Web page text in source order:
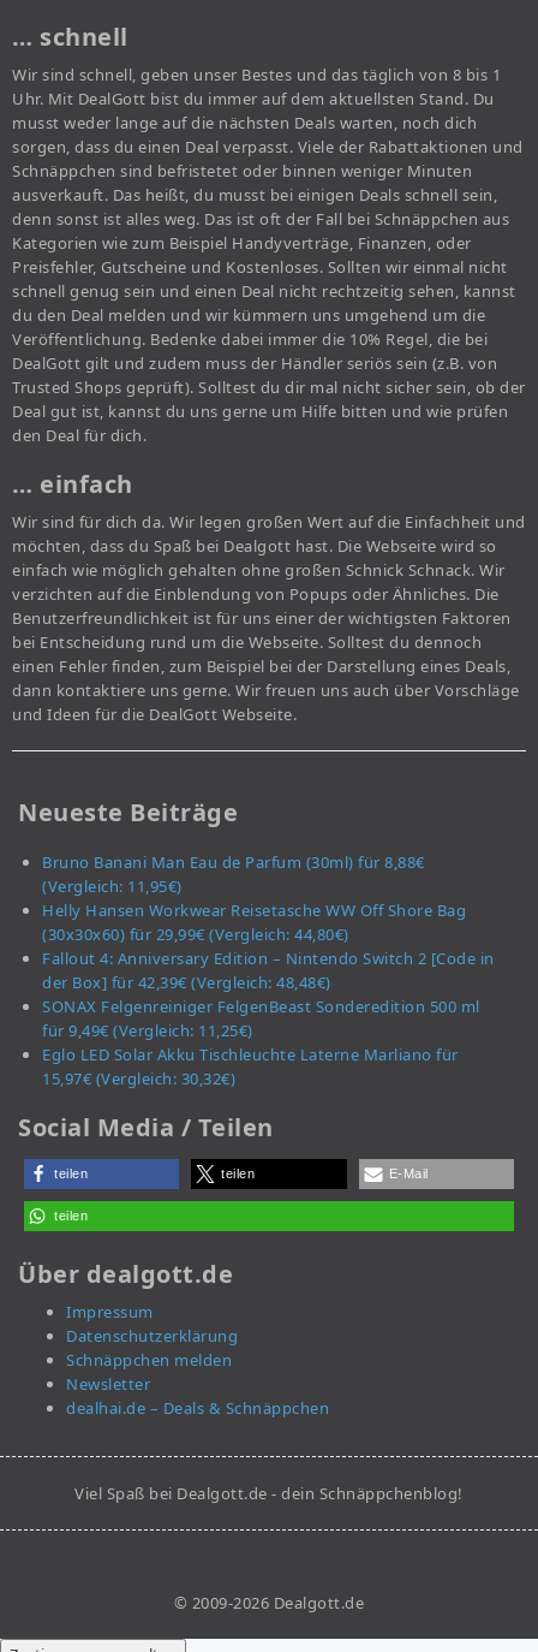
… schnell
Wir sind schnell, geben unser Bestes und das täglich von 8 bis 1
Uhr. Mit DealGott bist du immer auf dem aktuellsten Stand. Du
musst weder lange auf die nächsten Deals warten, noch dich
sorgen, dass du einen Deal verpasst. Viele der Rabattaktionen und
Schnäppchen sind befristetet oder binnen weniger Minuten
ausverkauft. Das heißt, du musst bei einigen Deals schnell sein,
denn sonst ist alles weg. Das ist oft der Fall bei Schnäppchen aus
Kategorien wie zum Beispiel Handyverträge, Finanzen, oder
Preisfehler, Gutscheine und Kostenloses. Sollten wir einmal nicht
schnell genug sein und einen Deal nicht rechtzeitig sehen, kannst
du den Deal melden und wir kümmern uns umgehend um die
Veröffentlichung. Bedenke dabei immer die 10% Regel, die bei
DealGott gilt und zudem muss der Händler seriös sein (z.B. von
Trusted Shops geprüft). Solltest du dir mal nicht sicher sein, ob der
Deal gut ist, kannst du uns gerne um Hilfe bitten und wie prüfen
den Deal für dich.
… einfach
Wir sind für dich da. Wir legen großen Wert auf die Einfachheit und
möchten, dass du Spaß bei Dealgott hast. Die Webseite wird so
einfach wie möglich gehalten ohne großen Schnick Schnack. Wir
verzichten auf die Einblendung von Popups oder Ähnliches. Die
Benutzerfreundlichkeit ist für uns einer der wichtigsten Faktoren
bei Entscheidung rund um die Webseite. Solltest du dennoch
einen Fehler finden, zum Beispiel bei der Darstellung eines Deals,
dann kontaktiere uns gerne. Wir freuen uns auch über Vorschläge
und Ideen für die DealGott Webseite.
Neueste Beiträge
Bruno Banani Man Eau de Parfum (30ml) für 8,88€
(Vergleich: 11,95€)
Helly Hansen Workwear Reisetasche WW Off Shore Bag
(30x30x60) für 29,99€ (Vergleich: 44,80€)
Fallout 4: Anniversary Edition – Nintendo Switch 2 [Code in
der Box] für 42,39€ (Vergleich: 48,48€)
SONAX Felgenreiniger FelgenBeast Sonderedition 500 ml
für 9,49€ (Vergleich: 11,25€)
Eglo LED Solar Akku Tischleuchte Laterne Marliano für
15,97€ (Vergleich: 30,32€)
Social Media / Teilen
teilen teilen E-Mail
teilen
Über dealgott.de
Impressum
Datenschutzerklärung
Schnäppchen melden
Newsletter
dealhai.de – Deals & Schnäppchen
Viel Spaß bei Dealgott.de - dein Schnäppchenblog!
© 2009-2026 Dealgott.de